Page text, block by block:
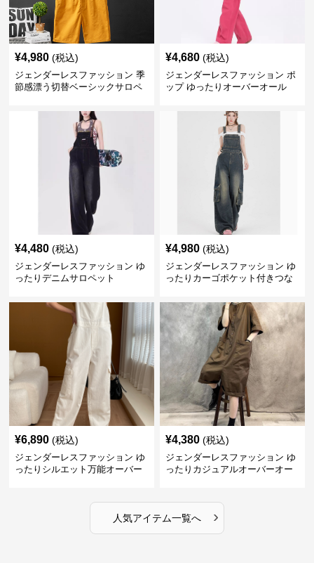
¥4,980 (税込)
ジェンダーレスファッション 季
節感漂う切替ベーシックサロペ
¥4,680 (税込)
ジェンダーレスファッション ポ
ップ ゆったりオーバーオール
¥4,480 (税込)
ジェンダーレスファッション ゆ
ったりデニムサロペット
¥4,980 (税込)
ジェンダーレスファッション ゆ
ったりカーゴポケット付きつな
¥6,890 (税込)
ジェンダーレスファッション ゆ
ったりシルエット万能オーバー
¥4,380 (税込)
ジェンダーレスファッション ゆ
ったりカジュアルオーバーオー
人気アイテム一覧へ ›